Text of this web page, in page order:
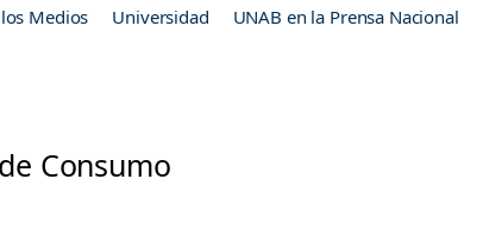
Medios Universidad UNAB en la Prensa Nacional
Consumo